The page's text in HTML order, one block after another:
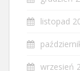
listopad
wrzesień